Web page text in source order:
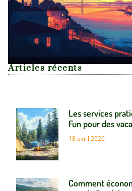
Articles récents
Les services
Fun pour des
18 avril 2026
Comment